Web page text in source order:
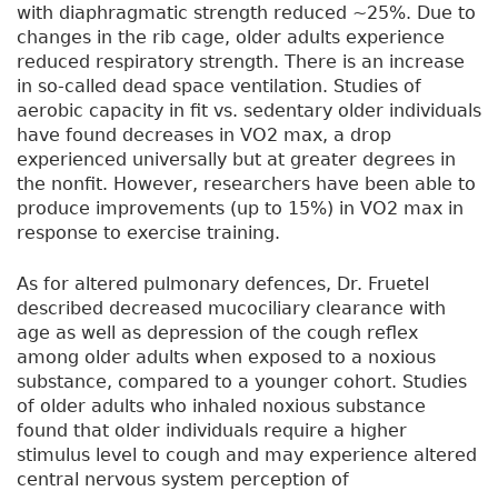
with diaphragmatic strength reduced ~25%. Due to
changes in the rib cage, older adults experience
reduced respiratory strength. There is an increase
in so-called dead space ventilation. Studies of
aerobic capacity in fit vs. sedentary older individuals
have found decreases in VO2 max, a drop
experienced universally but at greater degrees in
the nonfit. However, researchers have been able to
produce improvements (up to 15%) in VO2 max in
response to exercise training.
As for altered pulmonary defences, Dr. Fruetel
described decreased mucociliary clearance with
age as well as depression of the cough reflex
among older adults when exposed to a noxious
substance, compared to a younger cohort. Studies
of older adults who inhaled noxious substance
found that older individuals require a higher
stimulus level to cough and may experience altered
central nervous system perception of